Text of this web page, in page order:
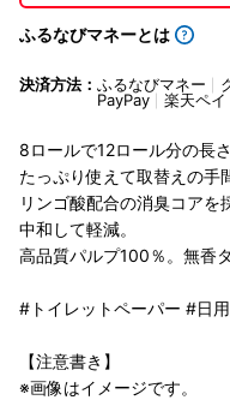
ふるなびマネーとは
決済方法： ふるなびマネー
PayPay
楽天ペイ
8ロールで12ロール分の長
たっぷり使えて取替えの手
リンゴ酸配合の消臭コアを
中和して軽減。
高品質パルプ100％。無香タ
#トイレットペーパー #日
【注意書き】
※画像はイメージです。